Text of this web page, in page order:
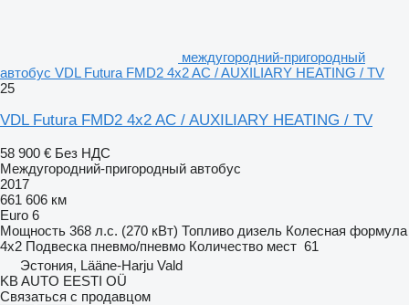
междугородний-пригородный
автобус VDL Futura FMD2 4x2 AC / AUXILIARY HEATING / TV
25
VDL Futura FMD2 4x2 AC / AUXILIARY HEATING / TV
58 900 € Без НДС
Междугородний-пригородный автобус
2017
661 606 км
Euro 6
Мощность 368 л.с. (270 кВт) Топливо дизель Колесная формула
4x2 Подвеска пневмо/пневмо Количество мест 61
Эстония, Lääne-Harju Vald
KB AUTO EESTI OÜ
Связаться с продавцом